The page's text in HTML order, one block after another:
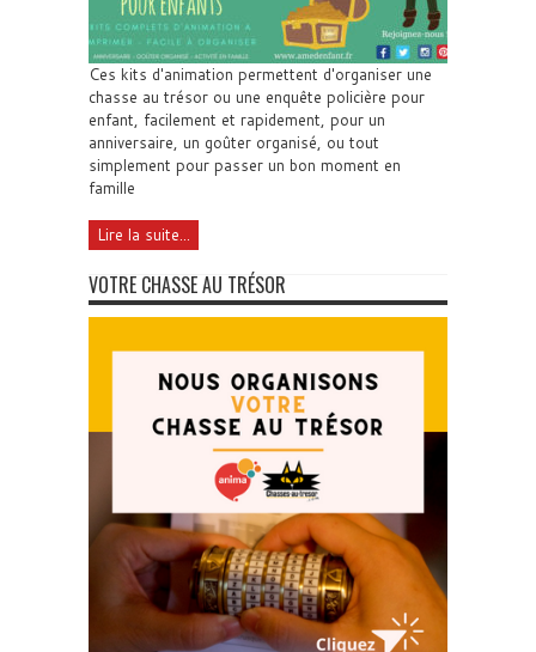
Ces kits d'animation permettent d'organiser une
chasse au trésor ou une enquête policière pour
enfant, facilement et rapidement, pour un
anniversaire, un goûter organisé, ou tout
simplement pour passer un bon moment en
famille
Lire la suite...
VOTRE CHASSE AU TRÉSOR